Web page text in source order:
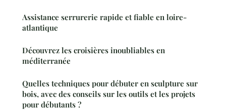
Assistance serrurerie rapide et fiable en loire-
atlantique
Découvrez les croisières inoubliables en
méditerranée
Quelles techniques pour débuter en sculpture sur
bois, avec des conseils sur les outils et les projets
pour débutants ?